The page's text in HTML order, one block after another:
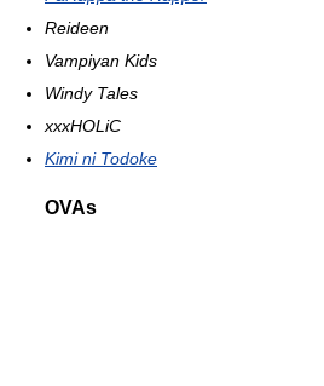
Reideen
Vampiyan Kids
Windy Tales
xxxHOLiC
Kimi ni Todoke
OVAs